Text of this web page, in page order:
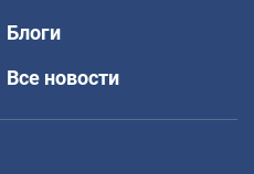
Блоги
Все новости